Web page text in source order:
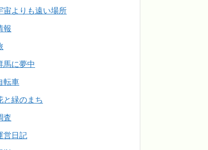
宙よりも遠い場所
報
馬に夢中
転車
と緑のまち
査
営日記